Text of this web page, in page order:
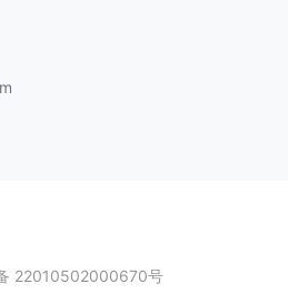
22010502000670号